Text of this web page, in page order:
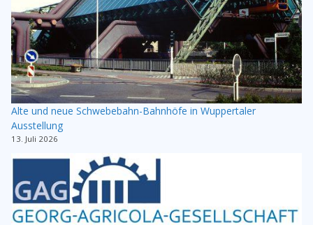
Alte und neue Schwebebahn-Bahnhöfe in Wuppertaler
Ausstellung
13. Juli 2026